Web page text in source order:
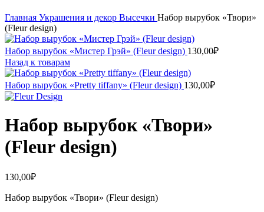
Главная Украшения и декор Высечки Набор вырубок «Твори»
(Fleur design)
Набор вырубок «Мистер Грэй» (Fleur design) 130,00₽
Назад к товарам
Набор вырубок «Pretty tiffany» (Fleur design) 130,00₽
Набор вырубок «Твори»
(Fleur design)
130,00₽
Набор вырубок «Твори» (Fleur design)